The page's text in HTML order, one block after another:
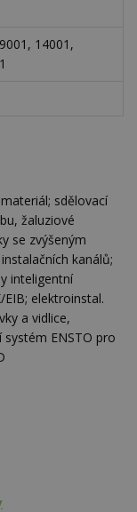
14001,
sdělovací
žaluziové
se zvýšeným
kanálů;
inteligentní
elektroinstal.
a vidlice,
ENSTO pro